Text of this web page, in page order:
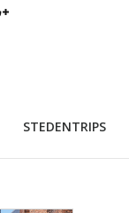
STEDENTRIPS